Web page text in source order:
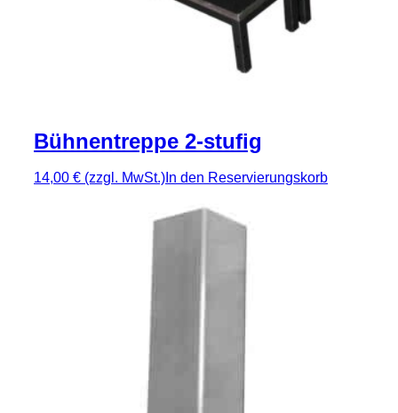
Bühnentreppe 2-stufig
14,00 € (zzgl. MwSt.) In den Reservierungskorb